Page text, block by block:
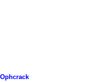
Ophcrack